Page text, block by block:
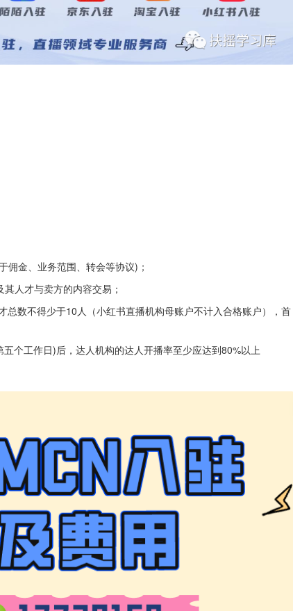
佣金、业务范围、转会等协议)；
人才与卖方的内容交易；
总数不得少于10人（小红书直播机构母账户不计入合格账户），首
个工作日)后，达人机构的达人开播率至少应达到80%以上